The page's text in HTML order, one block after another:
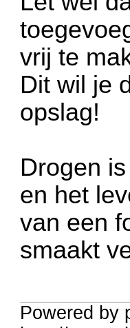
vrij te
Dit wil je
opslag!
Drogen
en het
van een
smaakt
Powered by